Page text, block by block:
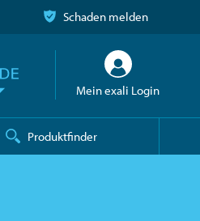
Schaden melden
Mein exali Login
Produktfinder